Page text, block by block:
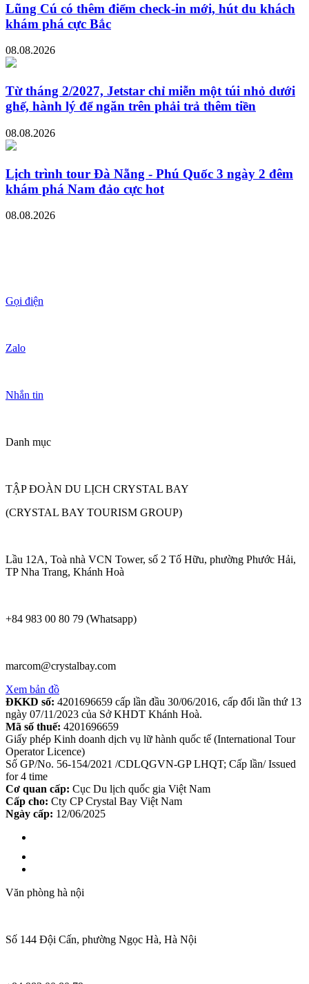
Lũng Cú có thêm điểm check-in mới, hút du khách
khám phá cực Bắc
08.08.2026
Từ tháng 2/2027, Jetstar chỉ miễn một túi nhỏ dưới
ghế, hành lý để ngăn trên phải trả thêm tiền
08.08.2026
Lịch trình tour Đà Nẵng - Phú Quốc 3 ngày 2 đêm
khám phá Nam đảo cực hot
08.08.2026
Gọi điện
Zalo
Nhắn tin
Danh mục
TẬP ĐOÀN DU LỊCH CRYSTAL BAY
(CRYSTAL BAY TOURISM GROUP)
Lầu 12A, Toà nhà VCN Tower, số 2 Tố Hữu, phường Phước Hải,
TP Nha Trang, Khánh Hoà
+84 983 00 80 79 (Whatsapp)
marcom@crystalbay.com
Xem bản đồ
ĐKKD số: 4201696659 cấp lần đầu 30/06/2016, cấp đổi lần thứ 13
ngày 07/11/2023 của Sở KHDT Khánh Hoà.
Mã số thuế: 4201696659
Giấy phép Kinh doanh dịch vụ lữ hành quốc tế (International Tour
Operator Licence)
Số GP/No. 56-154/2021 /CDLQGVN-GP LHQT; Cấp lần/ Issued
for 4 time
Cơ quan cấp: Cục Du lịch quốc gia Việt Nam
Cấp cho: Cty CP Crystal Bay Việt Nam
Ngày cấp: 12/06/2025
Văn phòng hà nội
Số 144 Đội Cấn, phường Ngọc Hà, Hà Nội